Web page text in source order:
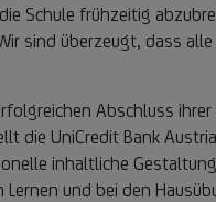
Schule frühzeitig
sind überzeugt, dass
Abschluss
die UniCredit Bank
inhaltliche
und bei den